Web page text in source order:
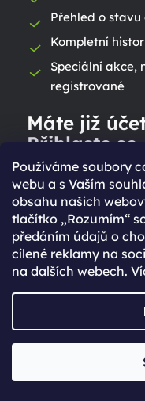
Používáme soubory
webu a s Vaším
obsahu našich
tlačítko „Rozumím“
předáním údajů o
cílené reklamy na
na dalších webech.
Přehled o
Kompletní
Speciální akce,
registrované
Máte již
Přihlaste se
Přihlásit se
Ještě nemáte
Rychlejší nákup díky
Přehled o stavu